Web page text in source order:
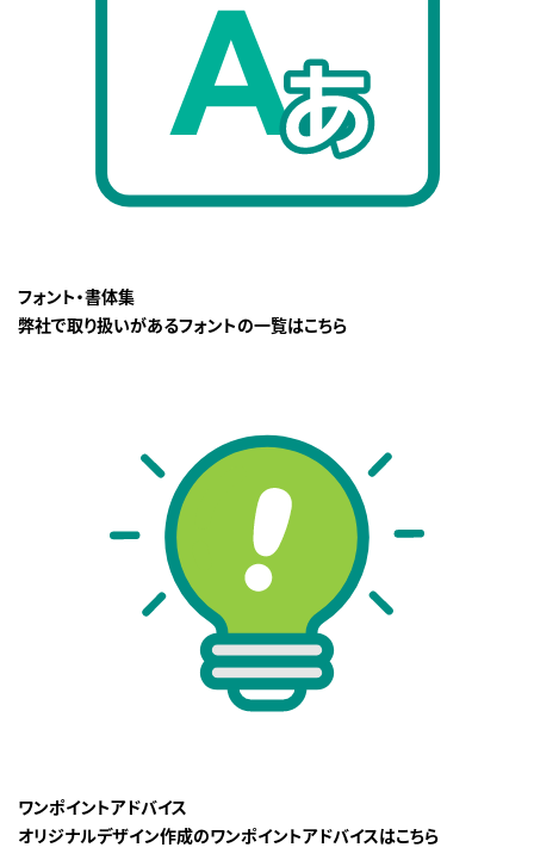
フォント・書体集
弊社で取り扱いがあるフォントの一覧はこちら
ワンポイントアドバイス
オリジナルデザイン作成のワンポイントアドバイスはこちら